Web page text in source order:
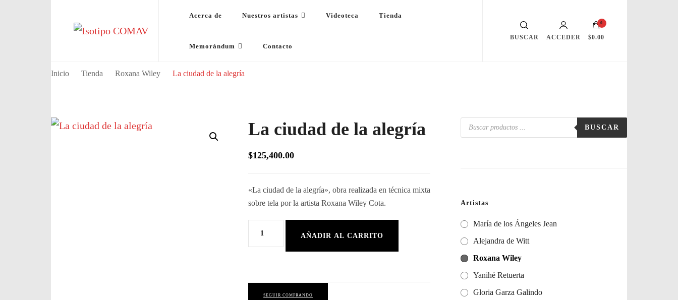
Consejo Mundial de Artistas Visuales
Acerca de Nuestros artistas Videoteca Tienda
Memorándum Contacto
BUSCAR ACCEDER
0
$0.00
Inicio Tienda Roxana Wiley La ciudad de la alegría
La ciudad de la alegría
$125,400.00
«La ciudad de la alegría», obra realizada en técnica mixta
sobre tela por la artista Roxana Wiley Cota.
ciudad
alegría
AÑADIR AL CARRITO
SEGUIR COMPRANDO
Búsqueda
de
BUSCAR
Artistas
María de los Ángeles Jean
Alejandra de Witt
Roxana Wiley
Yanihé Retuerta
Gloria Garza Galindo